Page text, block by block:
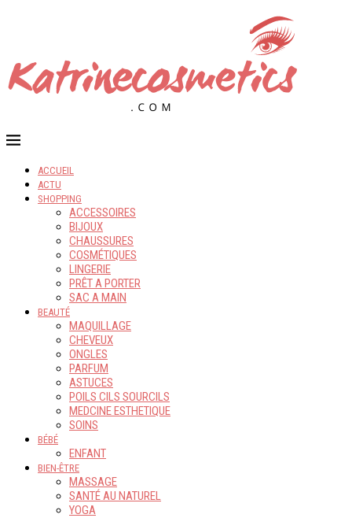
ACCUEIL
ACTU
SHOPPING
ACCESSOIRES
BIJOUX
CHAUSSURES
COSMÉTIQUES
LINGERIE
PRÊT A PORTER
SAC A MAIN
BEAUTÉ
MAQUILLAGE
CHEVEUX
ONGLES
PARFUM
ASTUCES
POILS CILS SOURCILS
MEDCINE ESTHETIQUE
SOINS
BÉBÉ
ENFANT
BIEN-ÊTRE
MASSAGE
SANTÉ AU NATUREL
YOGA